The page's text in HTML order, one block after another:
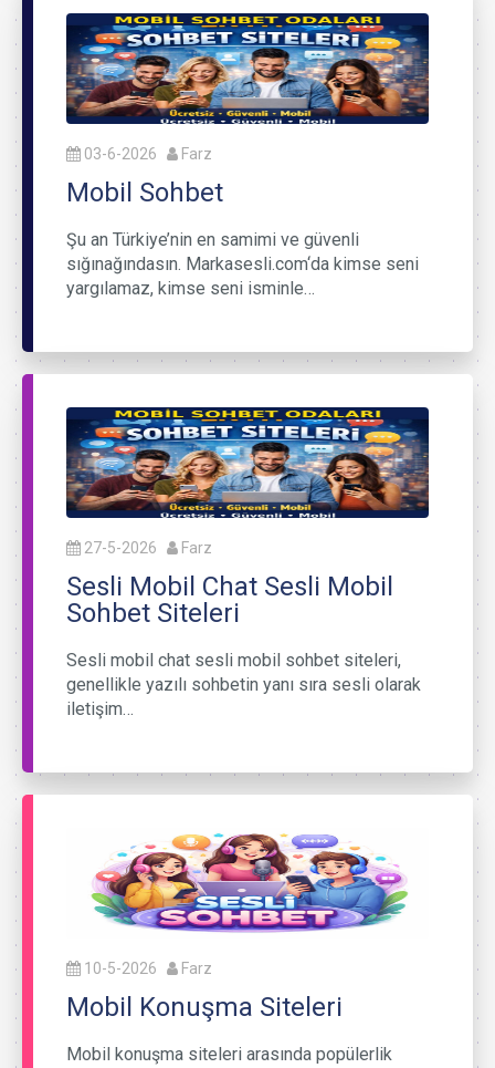
03-6-2026 Farz
Mobil Sohbet
Şu an Türkiye’nin en samimi ve güvenli
sığınağındasın. Markasesli.com‘da kimse seni
yargılamaz, kimse seni isminle…
27-5-2026 Farz
Sesli Mobil Chat Sesli Mobil
Sohbet Siteleri
Sesli mobil chat sesli mobil sohbet siteleri,
genellikle yazılı sohbetin yanı sıra sesli olarak
iletişim…
10-5-2026 Farz
Mobil Konuşma Siteleri
Mobil konuşma siteleri arasında popülerlik